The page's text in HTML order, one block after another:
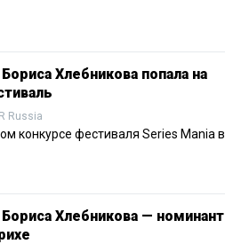
Хлебникова попала на
Russia
конкурсе фестиваля Series Mania в
Хлебникова — номинант